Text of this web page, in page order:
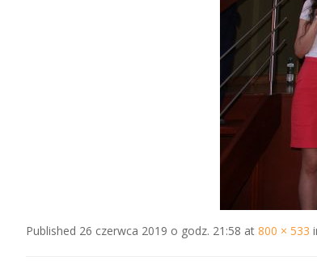
Published 26 czerwca 2019 o godz. 21:58 at 800 × 533